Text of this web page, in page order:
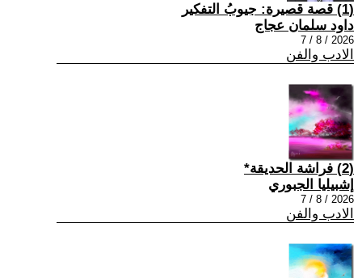
(1) قصة قصيرة: جيوبُ التفكير
داود سلمان عجاج
2026 / 8 / 7
الادب والفن
(2) فراشة الحديقة*
إشبيليا الجبوري
2026 / 8 / 7
الادب والفن